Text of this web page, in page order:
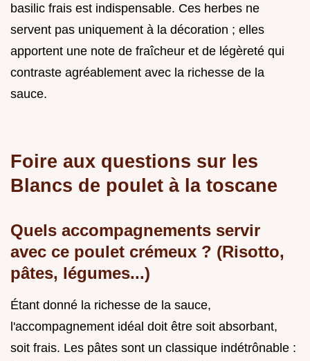
basilic frais est indispensable. Ces herbes ne
servent pas uniquement à la décoration ; elles
apportent une note de fraîcheur et de légèreté qui
contraste agréablement avec la richesse de la
sauce.
Foire aux questions sur les
Blancs de poulet à la toscane
Quels accompagnements servir
avec ce poulet crémeux ? (Risotto,
pâtes, légumes...)
Étant donné la richesse de la sauce,
l'accompagnement idéal doit être soit absorbant,
soit frais. Les pâtes sont un classique indétrônable :